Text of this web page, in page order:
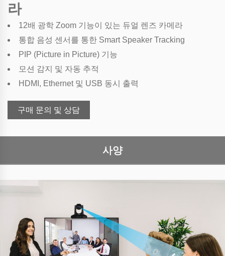
라
12배 광학 Zoom 기능이 있는 듀얼 렌즈 카메라
통합 음성 센서를 통한 Smart Speaker Tracking
PIP (Picture in Picture) 기능
모션 감지 및 자동 추적
HDMI, Ethernet 및 USB 동시 출력
구매 문의 및 상담
사양